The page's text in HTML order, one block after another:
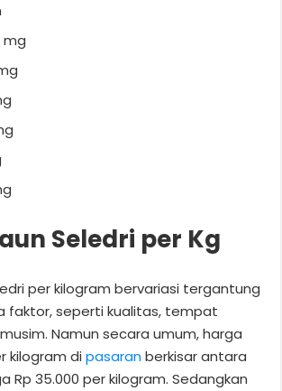
mg
Seledri per Kg
per kilogram bervariasi tergantung
faktor, seperti kualitas, tempat
Namun secara umum, harga
kilogram dipasaranberkisar antara
Rp 35.000 per kilogram. Sedangkan